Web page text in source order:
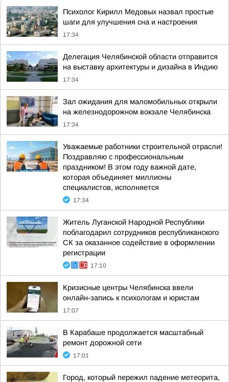
Психолог Кирилл Медовых назвал простые
шаги для улучшения сна и настроения
17:34
Делегация Челябинской области отправится
на выставку архитектуры и дизайна в Индию
17:34
Зал ожидания для маломобильных открыли
на железнодорожном вокзале Челябинска
17:34
Уважаемые работники строительной отрасли!
Поздравляю с профессиональным
праздником! В этом году важной дате,
которая объединяет миллионы
специалистов, исполняется
17:34
Житель Луганской Народной Республики
поблагодарил сотрудников республиканского
СК за оказанное содействие в оформлении
регистрации
17:10
Кризисные центры Челябинска ввели
онлайн-запись к психологам и юристам
17:07
В Карабаше продолжается масштабный
ремонт дорожной сети
17:01
Город, который пережил падение метеорита,